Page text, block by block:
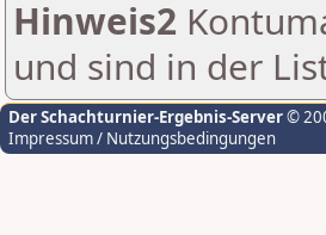
Hinweis2
und sind in der
Der Schachturnier-Ergebnis-Server©
Impressum / Nutzungsbedingungen